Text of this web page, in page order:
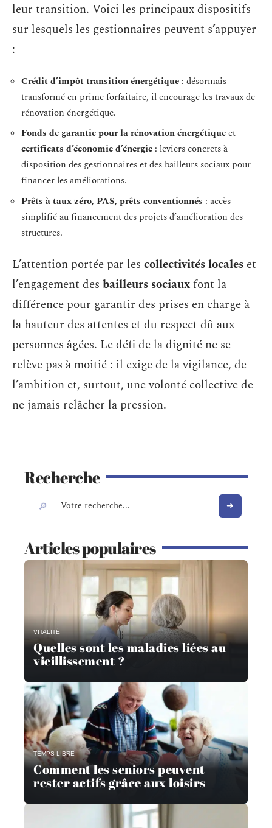
leur transition. Voici les principaux dispositifs
sur lesquels les gestionnaires peuvent s’appuyer
:
Crédit d’impôt transition énergétique : désormais
transformé en prime forfaitaire, il encourage les travaux de
rénovation énergétique.
Fonds de garantie pour la rénovation énergétiqueet
certificats d’économie d’énergie : leviers concrets à
disposition des gestionnaires et des bailleurs sociaux pour
financer les améliorations.
Prêts à taux zéro, PAS, prêts conventionnés : accès
simplifié au financement des projets d’amélioration des
structures.
L’attention portée par les collectivités locales et
l’engagement des bailleurs sociauxfont la
différence pour garantir des prises en charge à
la hauteur des attentes et du respect dû aux
personnes âgées. Le défi de la dignité ne se
relève pas à moitié : il exige de la vigilance, de
l’ambition et, surtout, une volonté collective de
ne jamais relâcher la pression.
Recherche
Articles populaires
VITALITÉ
Quelles sont les maladies liées au
vieillissement ?
TEMPS LIBRE
Comment les seniors peuvent
rester actifs grâce aux loisirs